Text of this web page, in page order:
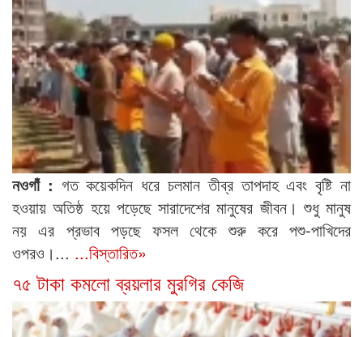
নওগাঁ : গত কয়েকদিন ধরে চলমান তীব্র তাপদাহ এবং বৃষ্টি না
হওয়ায় অতিষ্ঠ হয়ে পড়েছে সারাদেশের মানুষের জীবন। শুধু মানুষ
নয় এর প্রভাব পড়ছে ফসল থেকে শুরু করে পশু-পাখিদের
ওপরও।... ...বিস্তারিত»
৭৫ টাকা কমলো ব্রয়লার মুরগির কেজি